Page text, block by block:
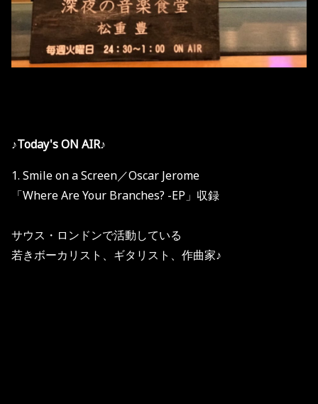
♪Today's ON AIR♪
1. Smile on a Screen／Oscar Jerome
「Where Are Your Branches? -EP」収録
サウス・ロンドンで活動している
若きボーカリスト、ギタリスト、作曲家♪